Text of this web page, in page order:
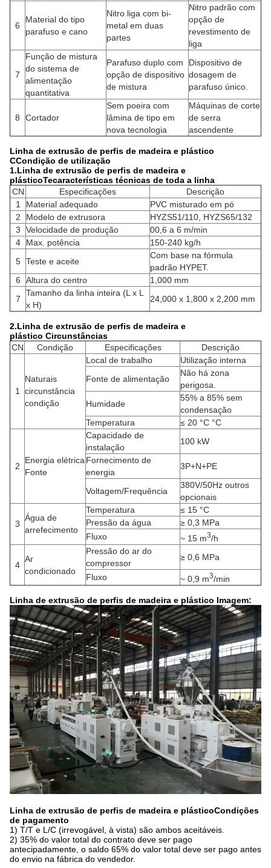
6
Material do tipo
parafuso e cano
Nitro liga com bi-
metal em duas
partes
Nitro padrão com
opção de
revestimento de
liga
7
Função de mistura
do sistema de
alimentação
quantitativa
Parafuso duplo com
opção de dispositivo
de mistura
Dispositivo de
dosagem de
parafuso único.
8 Cortador
Sem poeira com
lâmina de tipo em
nova tecnologia
Máquinas de corte
de serra
ascendente
Linha de extrusão de perfis de madeira e plástico
CCondição de utilização
1.Linha de extrusão de perfis de madeira e
plásticoTecaracterísticas técnicas de toda a linha
CN
Especificações
Descrição
1
Material adequado
PVC misturado em pó
2
Modelo de extrusora
HYZS51/110, HYZS65/132
3
Velocidade de produção
00,6 a 6 m/min
4
Max. potência
150-240 kg/h
5 Teste e aceite
Com base na fórmula
padrão HYPET.
6
Altura do centro
1,000 mm
7
Tamanho da linha inteira (L x L
x H)
24,000 x 1,800 x 2,200 mm
2.Linha de extrusão de perfis de madeira e
plástico Circunstâncias
CN
Condição Especificações Descrição
1
Naturais
circunstância
condição
Local de trabalho
Utilização interna
Fonte de alimentação
Não há zona
perigosa.
Humidade
55% a 85% sem
condensação
Temperatura
≤ 20 °C °C
2
Energia elétrica
Fonte
Capacidade de
instalação
100 kW
Fornecimento de
energia
3P+N+PE
Voltagem/Frequência
380V/50Hz outros
opcionais
3
Água de
arrefecimento
Temperatura
≤ 15 °C
Pressão da água
≥ 0,3 MPa
Fluxo
~ 15 m3/h
4
Ar
condicionado
Pressão do ar do
compressor
≥ 0,6 MPa
Fluxo ~ 0,9 m3/min
Linha de extrusão de perfis de madeira e plástico Imagem:
Linha de extrusão de perfis de madeira e plásticoCondições
de pagamento
1) T/T e L/C (irrevogável, à vista) são ambos aceitáveis.
2) 35% do valor total do contrato deve ser pago
antecipadamente, o saldo 65% do valor total deve ser pago antes
do envio na fábrica do vendedor.